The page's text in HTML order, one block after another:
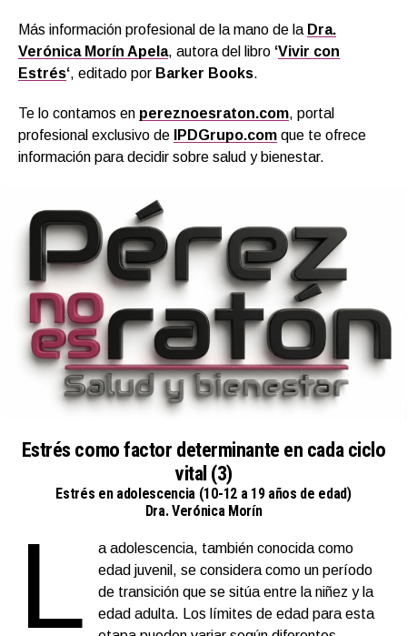
Más información profesional de la mano de la Dra.
Verónica Morín Apela, autora del libro ‘Vivir con
Estrés‘, editado por Barker Books.
Te lo contamos en pereznoesraton.com, portal
profesional exclusivo de
IPDGrupo.com que te ofrece
información para decidir sobre salud y bienestar.
Estrés como factor determinante en cada ciclo
vital (3)
Estrés en adolescencia (10-12 a 19 años de edad)
Dra. Verónica Morín
L
a adolescencia, también conocida como
edad juvenil, se considera como un período
de transición que se sitúa entre la niñez y la
edad adulta. Los límites de edad para esta